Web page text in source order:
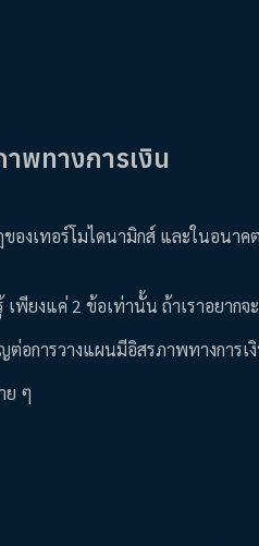
พทางการเงิน
องเทอร์โมไดนามิกส์ และในอนา
พียงแค่ 2 ข้อเท่านั้น ถ้าเราอยากจ
อการวางแผนมีอิสรภาพทางการเงิ
ย ๆ